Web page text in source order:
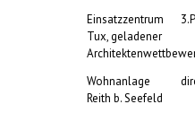
Einsatzzentrum
Tux, geladener
Wohnanlage
Reith b. Seefeld